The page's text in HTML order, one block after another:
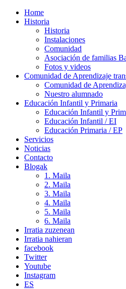
Home
Historia
Historia
Instalaciones
Comunidad
Asociación de familias
Fotos y videos
Comunidad de Aprendizaje
Comunidad de
Nuestro alumnado
Educación Infantil y Primaria
Educación Infantil y
Educación Infantil / EI
Educación Primaria / EP
Servicios
Noticias
Contacto
Blogak
1. Maila
2. Maila
3. Maila
4. Maila
5. Maila
6. Maila
Irratia zuzenean
Irratia nahieran
facebook
Twitter
Youtube
Instagram
ES